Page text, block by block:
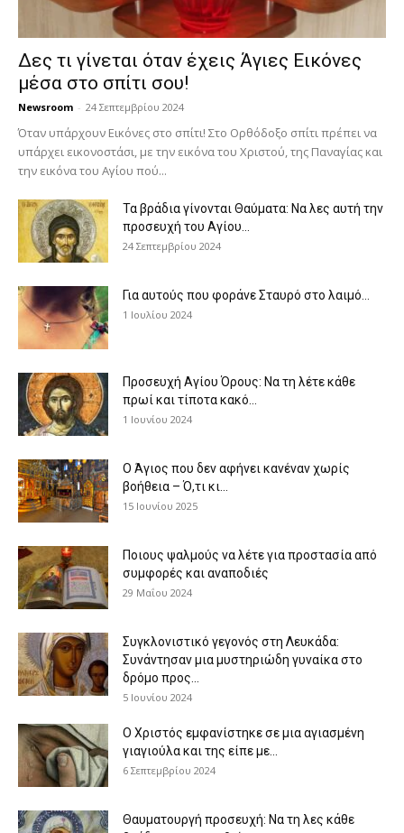
Δες τι γίνεται όταν έχεις Άγιες Εικόνες
μέσα στο σπίτι σου!
Newsroom - 24 Σεπτεμβρίου 2024
Όταν υπάρχουν Εικόνες στο σπίτι! Στο Ορθόδοξο σπίτι πρέπει να
υπάρχει εικονοστάσι, με την εικόνα του Χριστού, της Παν­αγίας και
την εικόνα του Αγίου πού...
Τα βράδια γίνονται Θαύματα: Να λες αυτή την
προσευχή του Αγίου...
24 Σεπτεμβρίου 2024
Για αυτούς που φοράνε Σταυρό στο λαιμό…
1 Ιουλίου 2024
Προσευχή Αγίου Όρους: Να τη λέτε κάθε
πρωί και τίποτα κακό...
1 Ιουνίου 2024
Ο Άγιος που δεν αφήνει κανέναν χωρίς
βοήθεια – Ό,τι κι...
15 Ιουνίου 2025
Ποιους ψαλμούς να λέτε για προστασία από
συμφορές και αναποδιές
29 Μαΐου 2024
Συγκλονιστικό γεγονός στη Λευκάδα:
Συνάντησαν μια μυστηριώδη γυναίκα στο
δρόμο προς...
5 Ιουνίου 2024
Ο Χριστός εμφανίστηκε σε μια αγιασμένη
γιαγιούλα και της είπε με...
6 Σεπτεμβρίου 2024
Θαυματουργή προσευχή: Να τη λες κάθε